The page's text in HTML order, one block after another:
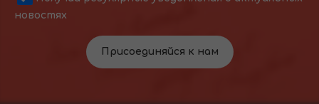
новостях
Присоединяйся к нам